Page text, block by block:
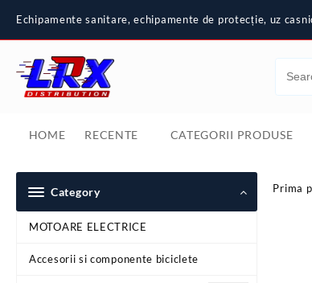
content
Echipamente sanitare, echipamente de protecție, uz
HOME RECENTE CATEGORII PRODUSE
Category
MOTOARE ELECTRICE
Accesorii si componente biciclete
Prima